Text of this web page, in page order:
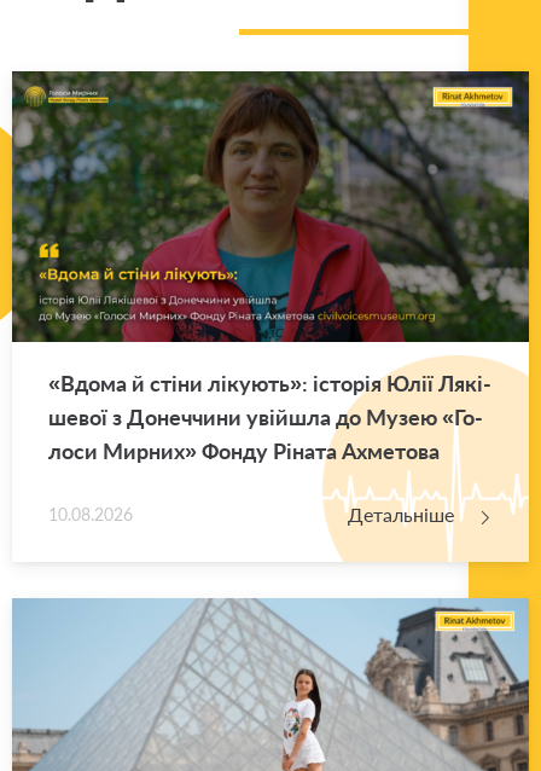
«Вдома й стіни лі­ку­ють»: істо­рія Юлії Ля­кі­
ше­вої з До­неч­чи­ни уві­йшла до Музею «Го­
ло­си Мир­них» Фонду Рі­на­та Ахме­то­ва
10.08.2026 Детальніше